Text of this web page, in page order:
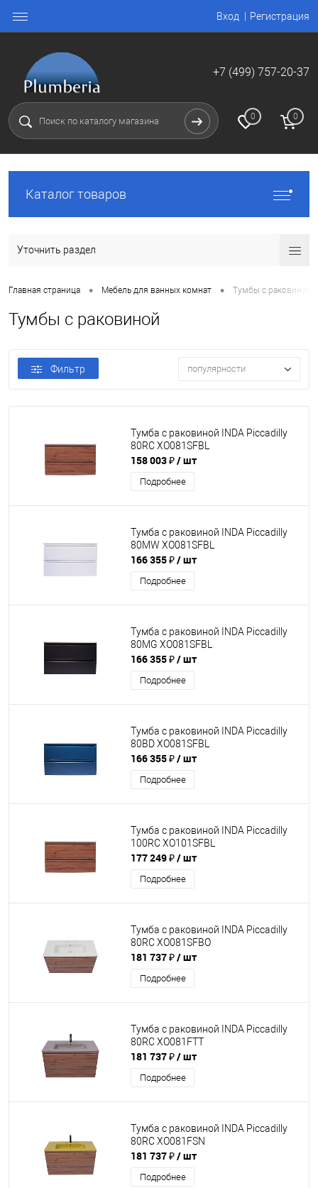
Вход Регистрация
+7 (499) 757-20-37
0 0
Каталог товаров
Уточнить раздел
Главная страница • Мебель для ванных комнат • Тумбы с раковиной
Тумбы с раковиной
Фильтр популярности
Тумба с раковиной INDA Piccadilly
80RC XO081SFBL
158 003 ₽/ шт
Подробнее
Тумба с раковиной INDA Piccadilly
80MW XO081SFBL
166 355 ₽/ шт
Подробнее
Тумба с раковиной INDA Piccadilly
80MG XO081SFBL
166 355 ₽/ шт
Подробнее
Тумба с раковиной INDA Piccadilly
80BD XO081SFBL
166 355 ₽/ шт
Подробнее
Тумба с раковиной INDA Piccadilly
100RC XO101SFBL
177 249 ₽/ шт
Подробнее
Тумба с раковиной INDA Piccadilly
80RC XO081SFBO
181 737 ₽/ шт
Подробнее
Тумба с раковиной INDA Piccadilly
80RC XO081FTT
181 737 ₽/ шт
Подробнее
Тумба с раковиной INDA Piccadilly
80RC XO081FSN
181 737 ₽/ шт
Подробнее